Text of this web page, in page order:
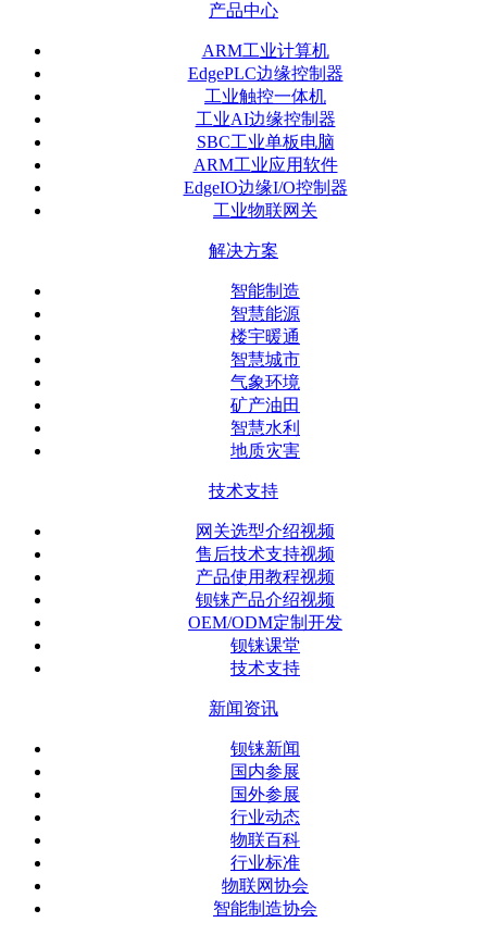
产品中心
ARM工业计算机
EdgePLC边缘控制器
工业触控一体机
工业AI边缘控制器
SBC工业单板电脑
ARM工业应用软件
EdgeIO边缘I/O控制器
工业物联网关
解决方案
智能制造
智慧能源
楼宇暖通
智慧城市
气象环境
矿产油田
智慧水利
地质灾害
技术支持
网关选型介绍视频
售后技术支持视频
产品使用教程视频
钡铼产品介绍视频
OEM/ODM定制开发
钡铼课堂
技术支持
新闻资讯
钡铼新闻
国内参展
国外参展
行业动态
物联百科
行业标准
物联网协会
智能制造协会